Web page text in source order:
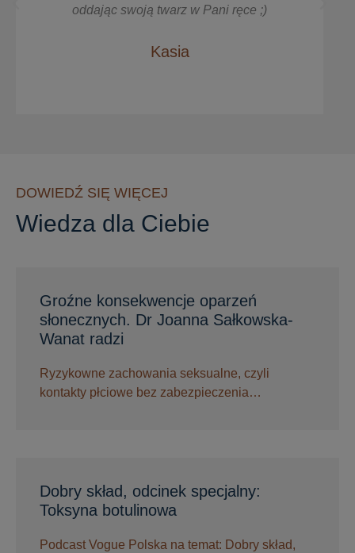
oddając swoją twarz w Pani ręce ;)
Kasia
DOWIEDŹ SIĘ WIĘCEJ
Wiedza dla Ciebie
Groźne konsekwencje oparzeń
słonecznych. Dr Joanna Sałkowska-
Wanat radzi
Ryzykowne zachowania seksualne, czyli
kontakty płciowe bez zabezpieczenia…
Dobry skład, odcinek specjalny:
Toksyna botulinowa
Podcast Vogue Polska na temat: Dobry skład,